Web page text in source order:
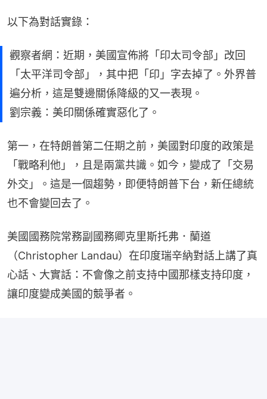
以下為對話實錄：
觀察者網：近期，美國宣佈將「印太司令部」改回
「太平洋司令部」，其中把「印」字去掉了。外界普
遍分析，這是雙邊關係降級的又一表現。
劉宗義：美印關係確實惡化了。
第一，在特朗普第二任期之前，美國對印度的政策是
「戰略利他」，且是兩黨共識。如今，變成了「交易
外交」。這是一個趨勢，即便特朗普下台，新任總統
也不會變回去了。
美國國務院常務副國務卿克里斯托弗．蘭道
（Christopher Landau）在印度瑞辛納對話上講了真
心話、大實話：不會像之前支持中國那樣支持印度，
讓印度變成美國的競爭者。